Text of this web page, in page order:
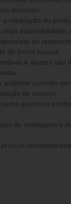
descritas.
haja disponibilidade,
ou superior, a se compromete
de forma brusca.
e ajustes são
do mesmo.
de montagem e